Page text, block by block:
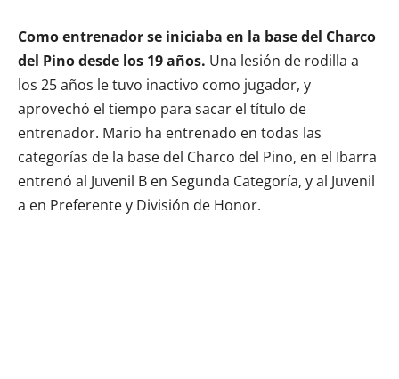
Como entrenador se iniciaba en la base del Charco
del Pino desde los 19 años. Una lesión de rodilla a
los 25 años le tuvo inactivo como jugador, y
aprovechó el tiempo para sacar el título de
entrenador. Mario ha entrenado en todas las
categorías de la base del Charco del Pino, en el Ibarra
entrenó al Juvenil B en Segunda Categoría, y al Juvenil
a en Preferente y División de Honor.